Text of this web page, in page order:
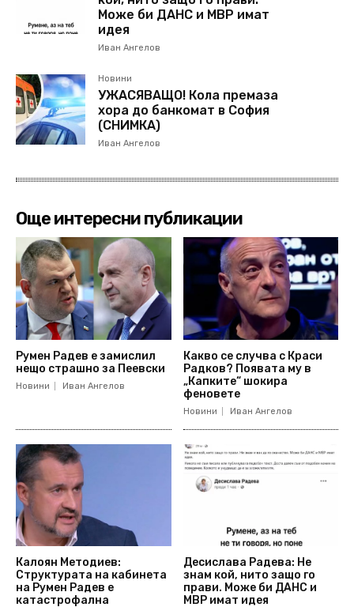
Може би ДАНС и МВР имат
идея
Иван Ангелов
Новини
УЖАСЯВАЩО! Кола премаза
хора до банкомат в София
(СНИМКА)
Иван Ангелов
Още интересни публикации
Румен Радев е замислил
нещо страшно за Пеевски
Новини Иван Ангелов
Какво се случва с Краси
Радков? Появата му в
„Капките“ шокира
феновете
Новини Иван Ангелов
Калоян Методиев:
Структурата на кабинета
на Румен Радев е
катастрофална
Десислава Радева: Не
знам кой, нито защо го
прави. Може би ДАНС и
МВР имат идея